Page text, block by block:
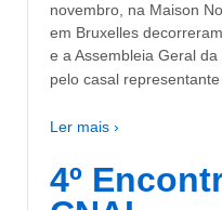
novembro, na Maison
em Bruxelles
e a Assembleia Geral
pelo casal
Ler mais ›
4º